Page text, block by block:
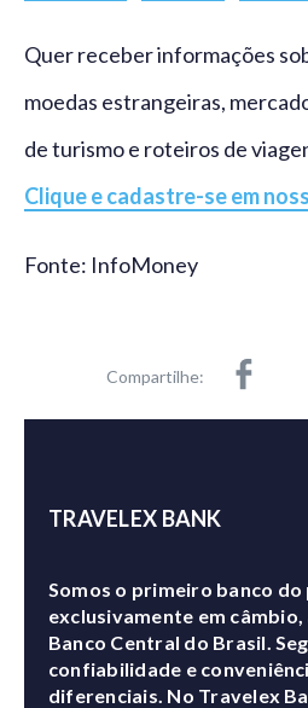
Quer receber informações
moedas estrangeiras,
de turismo e roteiros de
Clique e cadastre-se em
Fonte: InfoMoney
Compartilhe:
TRAVELEX BANK
Somos o primeiro banco do
exclusivamente em
Banco Central do Brasil.
confiabilidade e
diferenciais. No Travelex